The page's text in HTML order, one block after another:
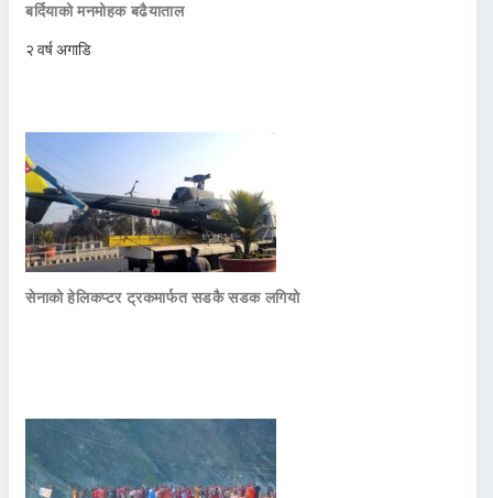
बर्दियाको मनमोहक बढैयाताल
२ वर्ष अगाडि
सेनाको हेलिकप्टर ट्रकमार्फत सडकै सडक लगियो